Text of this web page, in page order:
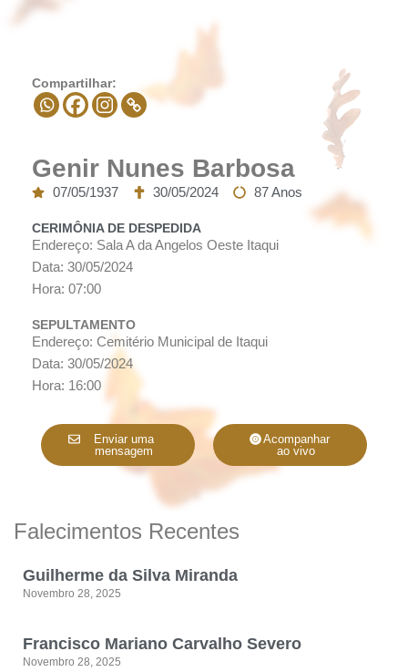
Compartilhar:
Genir Nunes Barbosa
07/05/1937 30/05/2024 87 Anos
CERIMÔNIA DE DESPEDIDA
Endereço: Sala A da Angelos Oeste Itaqui
Data: 30/05/2024
Hora: 07:00
SEPULTAMENTO
Endereço: Cemitério Municipal de Itaqui
Data: 30/05/2024
Hora: 16:00
Enviar uma
mensagem
Acompanhar
ao vivo
Falecimentos Recentes
Guilherme da Silva Miranda
Novembro 28, 2025
Francisco Mariano Carvalho Severo
Novembro 28, 2025